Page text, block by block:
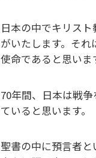
日本の中でキリス
がいたします。そ
使命であると思いま
70年間、日本は戦
ていると思います。
聖書の中に預言者